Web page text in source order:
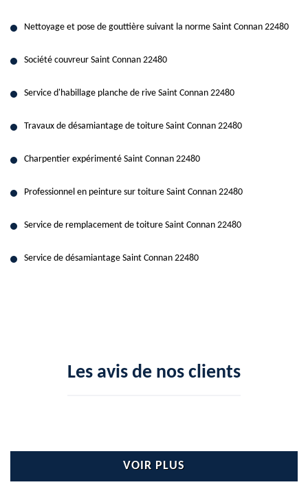
Nettoyage et pose de gouttière suivant la norme Saint Connan 22480
Société couvreur Saint Connan 22480
Service d'habillage planche de rive Saint Connan 22480
Travaux de désamiantage de toiture Saint Connan 22480
Charpentier expérimenté Saint Connan 22480
Professionnel en peinture sur toiture Saint Connan 22480
Service de remplacement de toiture Saint Connan 22480
Service de désamiantage Saint Connan 22480
Les avis de nos clients
VOIR PLUS